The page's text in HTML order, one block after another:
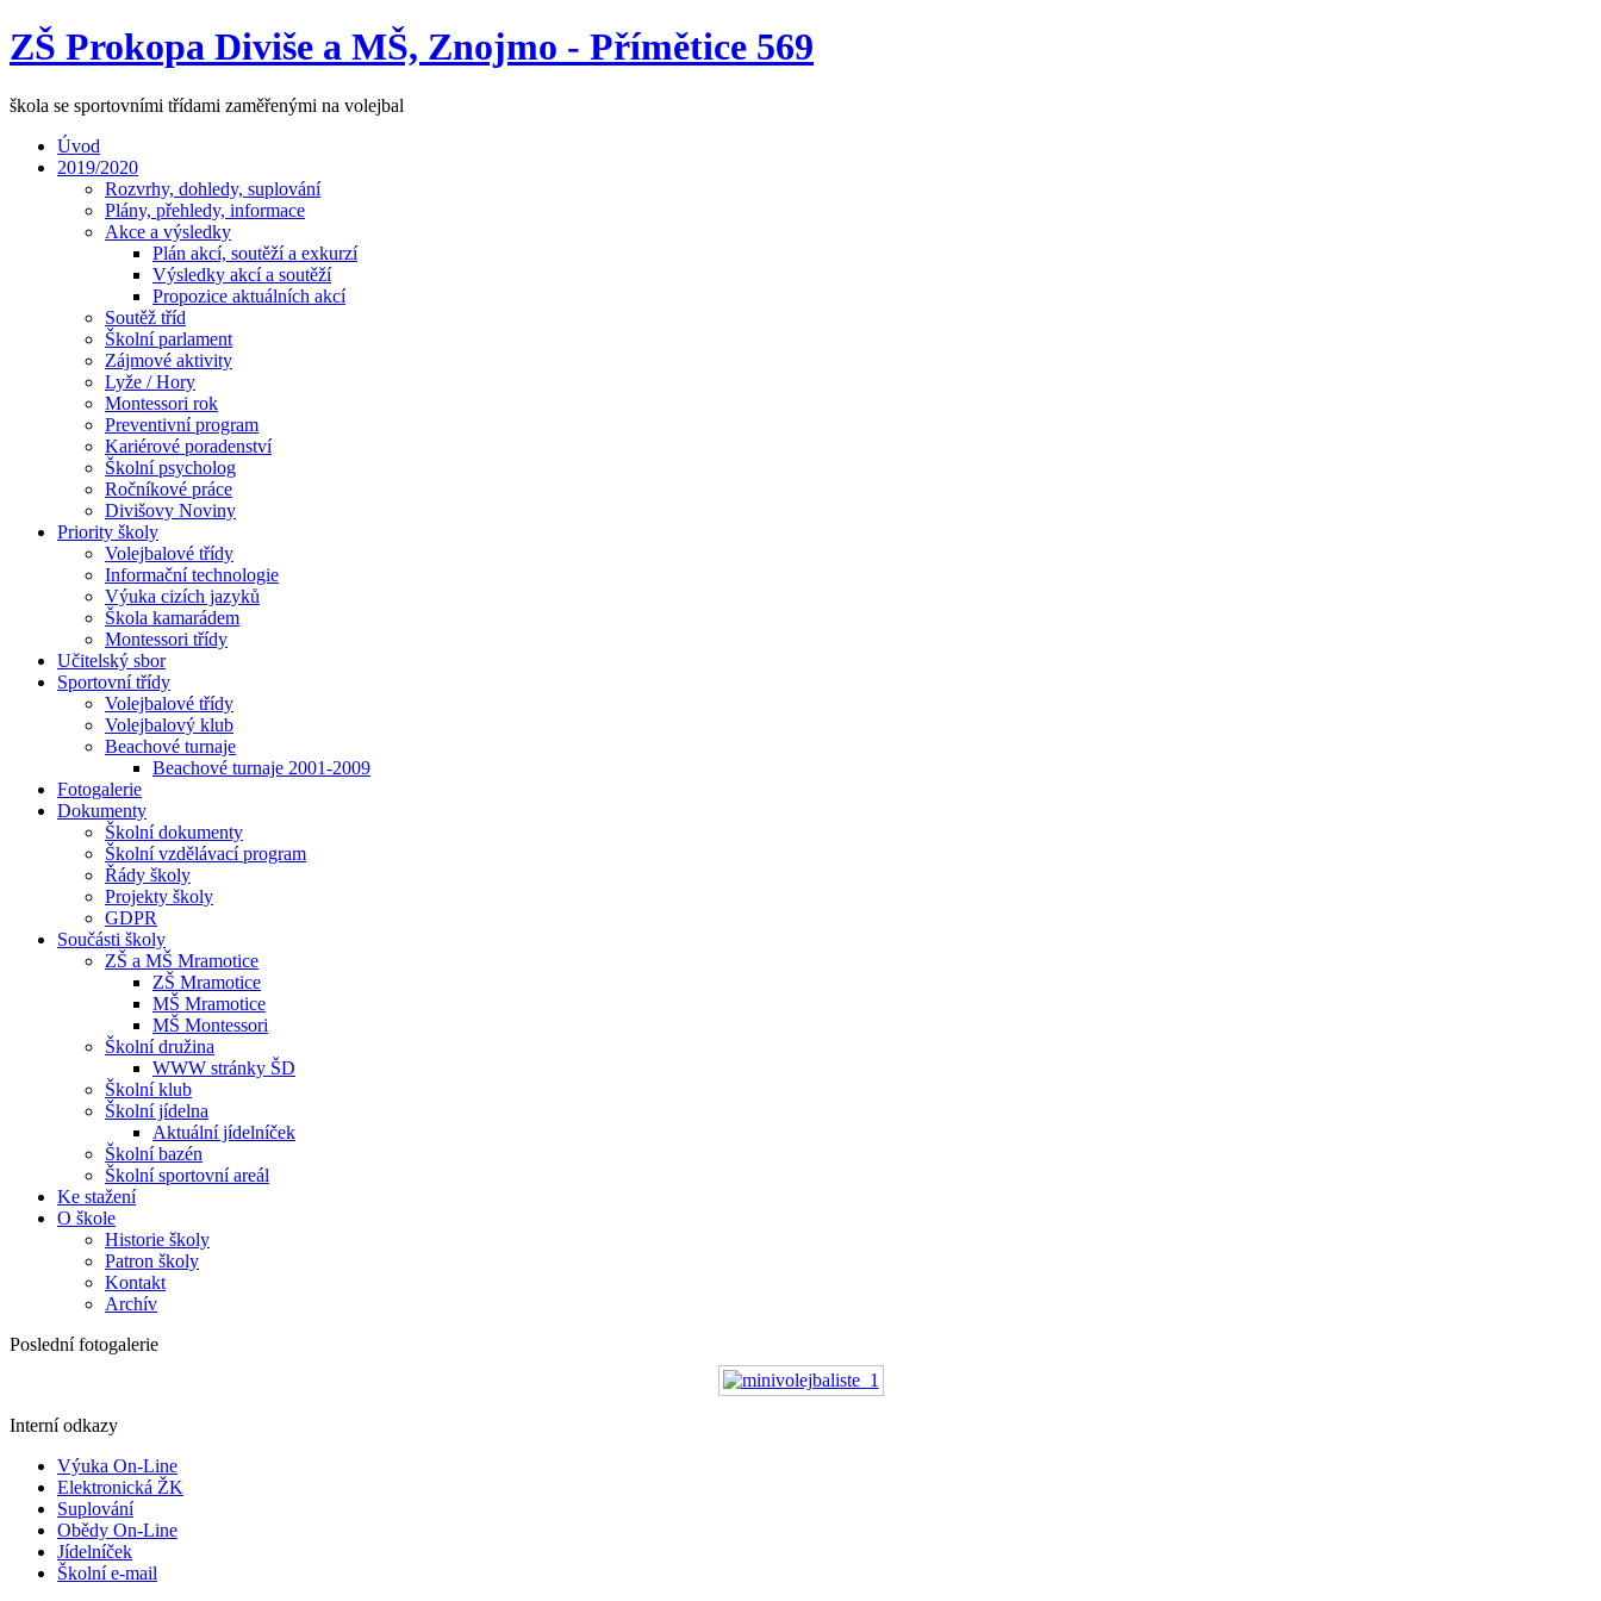
ZŠ Prokopa Diviše a MŠ, Znojmo - Přímětice 569
škola se sportovními třídami zaměřenými na volejbal
Úvod
2019/2020
Rozvrhy, dohledy, suplování
Plány, přehledy, informace
Akce a výsledky
Plán akcí, soutěží a exkurzí
Výsledky akcí a soutěží
Propozice aktuálních akcí
Soutěž tříd
Školní parlament
Zájmové aktivity
Lyže / Hory
Montessori rok
Preventivní program
Kariérové poradenství
Školní psycholog
Ročníkové práce
Divišovy Noviny
Priority školy
Volejbalové třídy
Informační technologie
Výuka cizích jazyků
Škola kamarádem
Montessori třídy
Učitelský sbor
Sportovní třídy
Volejbalové třídy
Volejbalový klub
Beachové turnaje
Beachové turnaje 2001-2009
Fotogalerie
Dokumenty
Školní dokumenty
Školní vzdělávací program
Řády školy
Projekty školy
GDPR
Součásti školy
ZŠ a MŠ Mramotice
ZŠ Mramotice
MŠ Mramotice
MŠ Montessori
Školní družina
WWW stránky ŠD
Školní klub
Školní jídelna
Aktuální jídelníček
Školní bazén
Školní sportovní areál
Ke stažení
O škole
Historie školy
Patron školy
Kontakt
Archív
Poslední fotogalerie
Interní odkazy
Výuka On-Line
Elektronická ŽK
Suplování
Obědy On-Line
Jídelníček
Školní e-mail